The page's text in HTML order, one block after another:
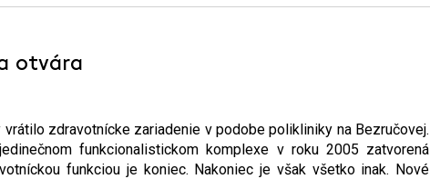
otvára
zdravotnícke zariadenie v podobe polikliniky na Bezručovej.
funkcionalistickom komplexe v roku 2005 zatvorená
funkciou je koniec. Nakoniec je však všetko inak. Nové